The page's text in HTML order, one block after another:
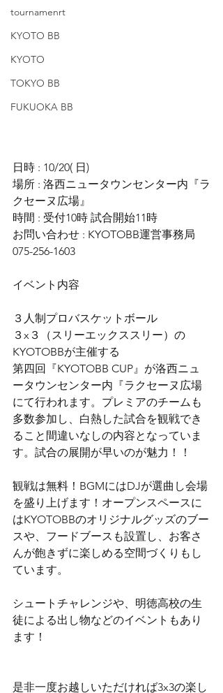
tournamenrt
KYOTO BB
KYOTO
TOKYO BB
FUKUOKA BB
日時 : 10/20( 日)
場所 : 洛西ニュータウンセンター内『ラ
クセーヌ広場』
時間 : 受付10時 試合開始11時
お問い合わせ : KYOTOBB運営事務局
075-256-1603
イベント内容
３人制プロバスケットボール
３x３（スリーエックススリー）の
KYOTOBBが主催する
第四回『KYOTOBB CUP』が洛西ニュ
ータウンセンター内『ラクセーヌ広場
にて行われます。プレミアのチームも
多数参加し、白熱した試合を観戦でき
ること間違いなしの内容となっていま
す。試合の展開が早いのが魅力！！
観戦は無料！BGMにはDJが選曲し会場
を盛り上げます！オープンスペースに
はKYOTOBBのオリジナルグッズのブー
スや、フードブースも設置し、お客さ
んが飽きずに楽しめる空間づくりもし
ています。
シュートチャレンジや、明徳高校の生
徒による出し物などのイベントもあり
ます！
是非一度お越しいただければ3x3の楽し